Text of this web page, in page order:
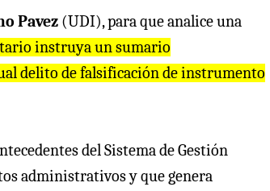
Pavez (UDI), para que analice una
instruya un sumario
delito de falsificación de instrumento
del Sistema de Gestión
administrativos y que genera